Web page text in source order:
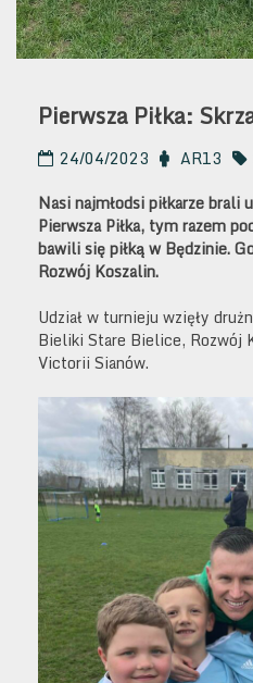
Pierwsza Piłka:
24/04/2023 AR13
Nasi najmłodsi piłkarze
Pierwsza Piłka, tym razem
bawili się piłką w Będzinie.
Rozwój Koszalin.
Udział w turnieju wzięły
Bieliki Stare Bielice, Rozwój
Victorii Sianów.